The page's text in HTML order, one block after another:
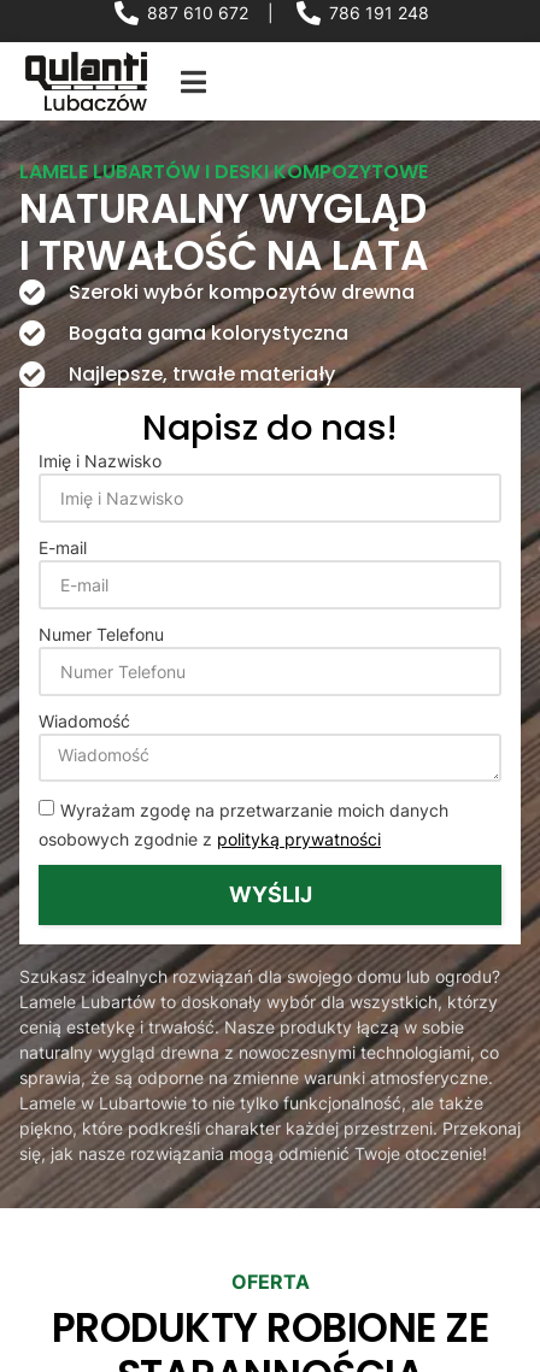
887 610 672 786 191 248
LAMELE LUBARTÓW I DESKI KOMPOZYTOWE
NATURALNY WYGLĄD
I TRWAŁOŚĆ NA LATA
Szeroki wybór kompozytów drewna
Bogata gama kolorystyczna
Najlepsze, trwałe materiały
Napisz do nas!
Imię i Nazwisko
E-mail
Numer Telefonu
Wiadomość
Wyrażam zgodę na przetwarzanie moich danych
osobowych zgodnie z polityką prywatności
WYŚLIJ
Szukasz idealnych rozwiązań dla swojego domu lub ogrodu?
Lamele Lubartów to doskonały wybór dla wszystkich, którzy
cenią estetykę i trwałość. Nasze produkty łączą w sobie
naturalny wygląd drewna z nowoczesnymi technologiami, co
sprawia, że są odporne na zmienne warunki atmosferyczne.
Lamele w Lubartowie to nie tylko funkcjonalność, ale także
piękno, które podkreśli charakter każdej przestrzeni. Przekonaj
się, jak nasze rozwiązania mogą odmienić Twoje otoczenie!
OFERTA
PRODUKTY ROBIONE ZE